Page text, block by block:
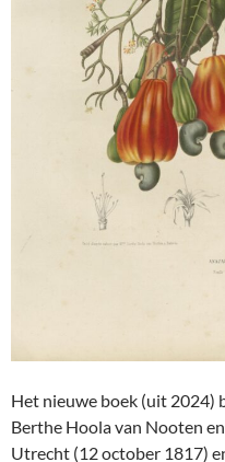
Het nieuwe boek (uit 2024)
Berthe Hoola van Nooten
Utrecht (12 october 1817)